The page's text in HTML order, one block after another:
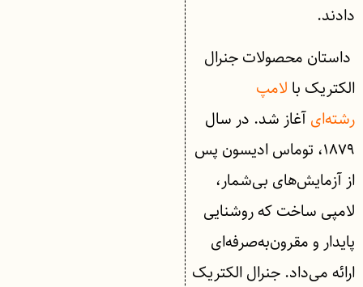
دادند.
داستان محصولات جنرال
الکتریک با لامپ
رشته‌ایآغاز شد. در سال
۱۸۷۹، توماس ادیسون پس
از آزمایش‌های بی‌شمار،
لامپی ساخت که روشنایی
پایدار و مقرون‌به‌صرفه‌ای
ارائه می‌داد. جنرال الکتریک